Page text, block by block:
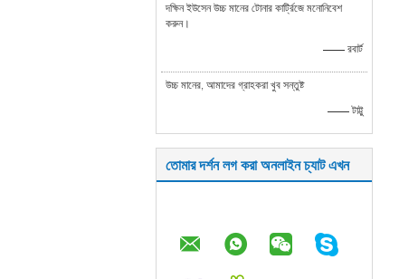
দক্ষিন ইউসেন উচ্চ মানের টোনার কার্ট্রিজে মনোনিবেশ
করুন।
—— রবার্ট
উচ্চ মানের, আমাদের গ্রাহকরা খুব সন্তুষ্ট
—— টাট্টু
তোমার দর্শন লগ করা অনলাইন চ্যাট এখন